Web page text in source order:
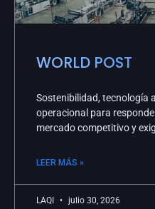
WORLD POST
Sostenibilidad, tecnología
operacional para
mercado competitivo y
LEER MÁS »
LAQI julio 30, 2026